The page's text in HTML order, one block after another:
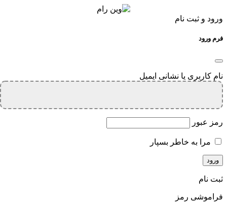
ورود و ثبت نام
فرم ورود
نام کاربری یا نشانی ایمیل
رمز عبور
مرا به خاطر بسپار
ثبت نام
فراموشی رمز